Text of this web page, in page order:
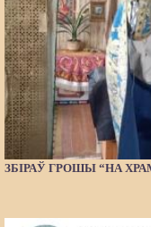
ЗБІРАЎ ГРОШЫ “НА